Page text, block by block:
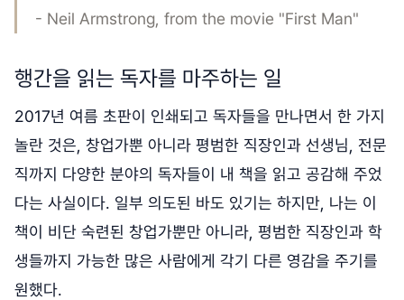
- Neil Armstrong, from the movie "First Man"
행간을 읽는 독자를 마주하는 일
2017년 여름 초판이 인쇄되고 독자들을 만나면서 한 가지
놀란 것은, 창업가뿐 아니라 평범한 직장인과 선생님, 전문
직까지 다양한 분야의 독자들이 내 책을 읽고 공감해 주었
다는 사실이다. 일부 의도된 바도 있기는 하지만, 나는 이
책이 비단 숙련된 창업가뿐만 아니라, 평범한 직장인과 학
생들까지 가능한 많은 사람에게 각기 다른 영감을 주기를
원했다.